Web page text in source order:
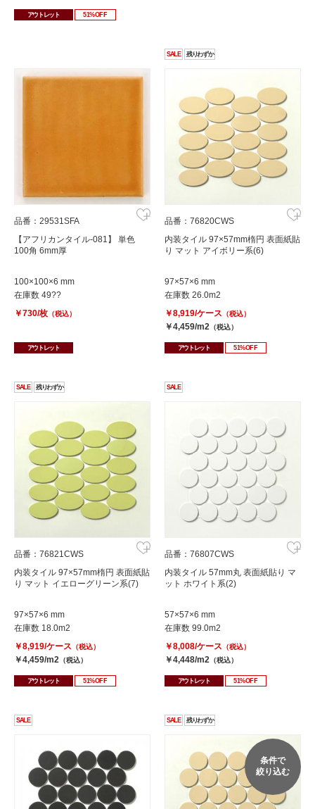
アウトレット 51%OFF
品番：29531SFA
【アフリカンタイル-081】 単色
100角 6mm厚
100×100×6 mm
在庫数 49??
￥730/枚 （税込）
アウトレット
SALE 残りわずか
品番：76820CWS
内装タイル 97×57mm楕円 表面紙貼
り マット アイボリー系(6)
97×57×6 mm
在庫数 26.0m2
￥8,919/ケース （税込）
￥4,459/m2 （税込）
アウトレット 51%OFF
SALE 残りわずか
品番：76821CWS
内装タイル 97×57mm楕円 表面紙貼
り マット イエローグリーン系(7)
97×57×6 mm
在庫数 18.0m2
￥8,919/ケース （税込）
￥4,459/m2 （税込）
アウトレット 51%OFF
SALE
品番：76807CWS
内装タイル 57mm丸 表面紙貼り マ
ット ホワイト系(2)
57×57×6 mm
在庫数 99.0m2
￥8,008/ケース （税込）
￥4,448/m2 （税込）
アウトレット 51%OFF
SALE SALE 残りわずか
条件で
絞り込む